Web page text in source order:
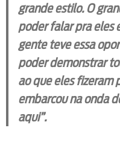
grande estilo. O
poder falar pra eles
gente teve essa
poder demonstrar
ao que eles fizeram
embarcou na onda
aqui”.